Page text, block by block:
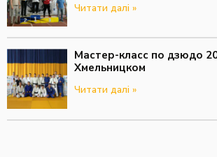
Читати далі »
Мастер-класс по дзюдо
Хмельницком
Читати далі »